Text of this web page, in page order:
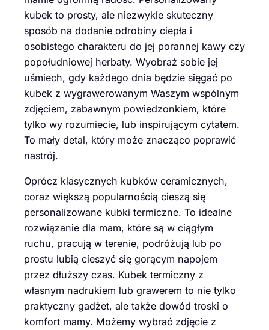
kubek to prosty, ale niezwykle skuteczny
sposób na dodanie odrobiny ciepła i
osobistego charakteru do jej porannej kawy czy
popołudniowej herbaty. Wyobraź sobie jej
uśmiech, gdy każdego dnia będzie sięgać po
kubek z wygrawerowanym Waszym wspólnym
zdjęciem, zabawnym powiedzonkiem, które
tylko wy rozumiecie, lub inspirującym cytatem.
To mały detal, który może znacząco poprawić
nastrój.
Oprócz klasycznych kubków ceramicznych,
coraz większą popularnością cieszą się
personalizowane kubki termiczne. To idealne
rozwiązanie dla mam, które są w ciągłym
ruchu, pracują w terenie, podróżują lub po
prostu lubią cieszyć się gorącym napojem
przez dłuższy czas. Kubek termiczny z
własnym nadrukiem lub grawerem to nie tylko
praktyczny gadżet, ale także dowód troski o
komfort mamy. Możemy wybrać zdjęcie z